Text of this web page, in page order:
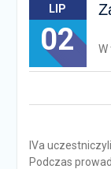
LIP
02 W
IVa
Podczas